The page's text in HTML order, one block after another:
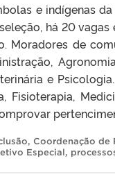
e indígenas
há 20
Moradores de
e
Fisioterapia,
, Coordenação de
Especial,